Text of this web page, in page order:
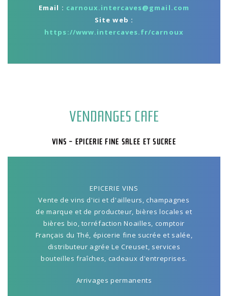
Email : carnoux.intercaves@gmail.com
Site web :
https://www.intercaves.fr/carnoux
VENDANGES CAFE
VINS - EPICERIE FINE SALEE ET SUCREE
EPICERIE VINS
Vente de vins d'ici et d'ailleurs, champagnes
de marque et de producteur, bières locales et
bières bio, torréfaction Noailles, comptoir
Français du Thé, épicerie fine sucrée et salée,
distributeur agrée Le Creuset, services
bouteilles fraîches, cadeaux d'entreprises.
Arrivages permanents